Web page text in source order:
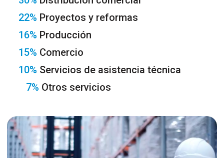
22% Proyectos y reformas
16% Producción
15% Comercio
10% Servicios de asistencia técnica
7% Otros servicios